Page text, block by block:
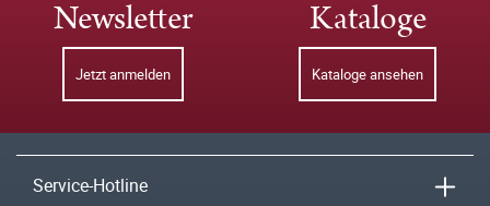
Newsletter
Jetzt anmelden
Kataloge
Kataloge ansehen
Service-Hotline